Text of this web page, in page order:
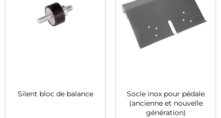
Silent bloc de balance
Socle inox pour pédale
(ancienne et nouvelle
génération)